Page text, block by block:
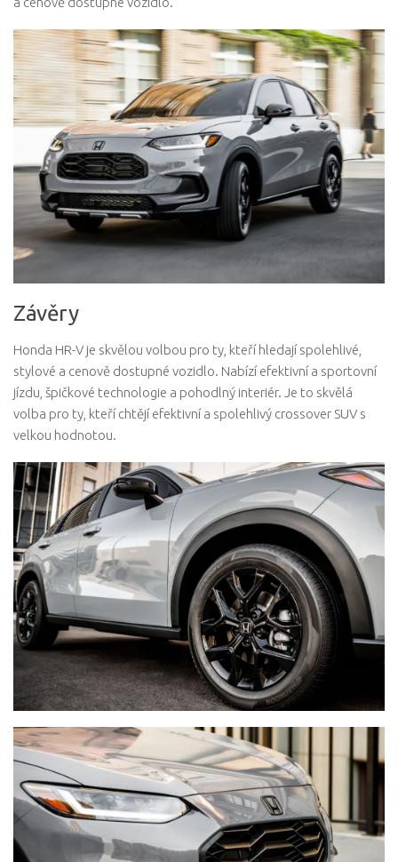
Závěry
Honda HR-V je skvělou volbou pro ty, kteří hledají spolehlivé,
stylové a cenově dostupné vozidlo. Nabízí efektivní a sportovní
jízdu, špičkové technologie a pohodlný interiér. Je to skvělá
volba pro ty, kteří chtějí efektivní a spolehlivý crossover SUV s
velkou hodnotou.